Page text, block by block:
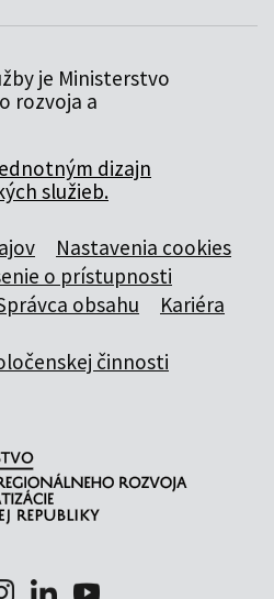
je Ministerstvo
rozvoja a
dizajn
služieb.
Nastavenia cookies
o prístupnosti
obsahu
Kariéra
činnosti